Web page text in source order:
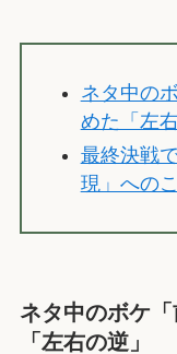
ネタ中の
めた「左
最終決戦
現」への
ネタ中のボケ
「左右の逆」